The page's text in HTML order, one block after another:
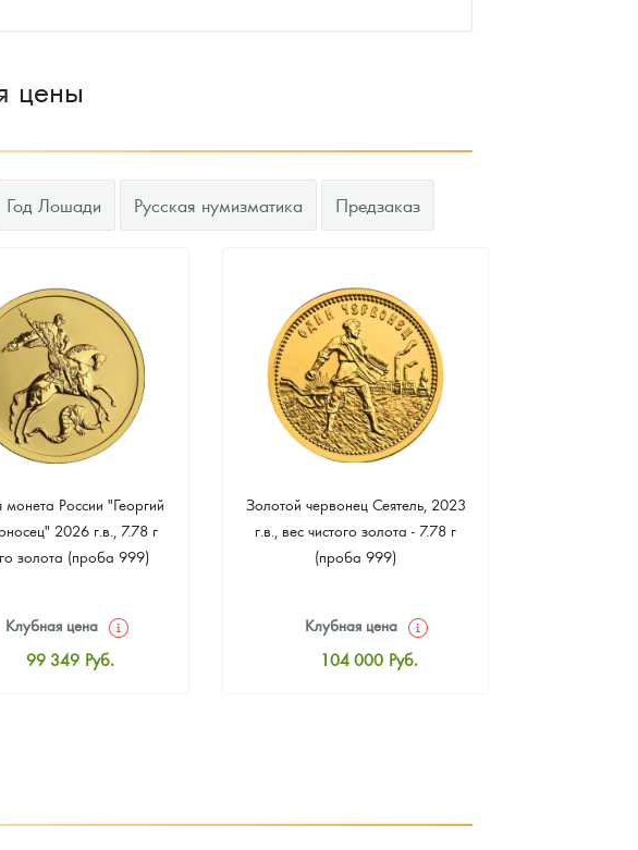
цены
Год Лошади Русская нумизматика Предзаказ
монета России "Георгий
2026 г.в., 7.78 г
золота (проба 999)
Клубная цена
99 349 Руб.
Золотой червонец Сеятель, 2023
г.в., вес чистого золота - 7.78 г
(проба 999)
Клубная цена
104 000 Руб.